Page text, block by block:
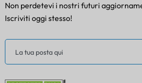
Non perdetevi i nostri futuri
Iscriviti oggi stesso!